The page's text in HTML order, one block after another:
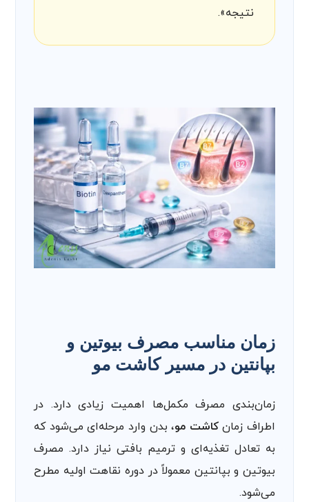
نتیجه».
زمان مناسب مصرف بیوتین و
بپانتین در مسیر کاشت مو
زمان‌بندی مصرف مکمل‌ها اهمیت زیادی دارد. در
اطراف زمانکاشت مو، بدن وارد مرحله‌ای می‌شود که
به تعادل تغذیه‌ای و ترمیم بافتی نیاز دارد. مصرف
بیوتین و بپانتین معمولاً در دوره نقاهت اولیه مطرح
می‌شود.